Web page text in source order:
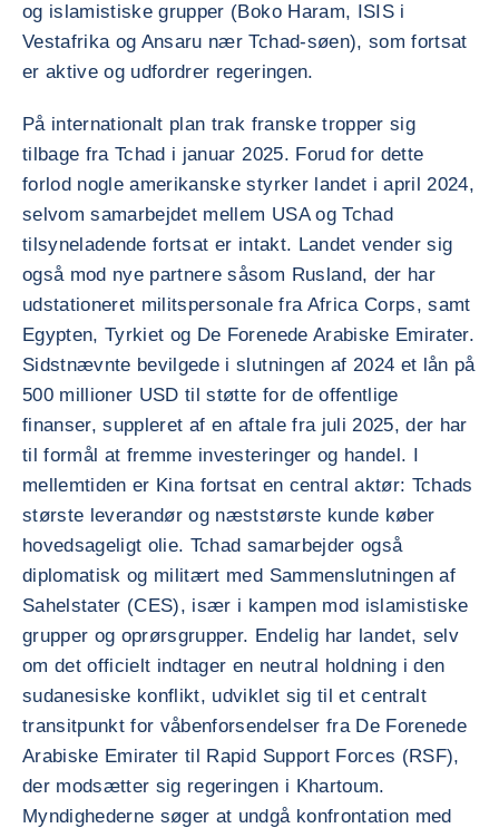
og islamistiske grupper (Boko Haram, ISIS i
Vestafrika og Ansaru nær Tchad-søen), som fortsat
er aktive og udfordrer regeringen.
På internationalt plan trak franske tropper sig
tilbage fra Tchad i januar 2025. Forud for dette
forlod nogle amerikanske styrker landet i april 2024,
selvom samarbejdet mellem USA og Tchad
tilsyneladende fortsat er intakt. Landet vender sig
også mod nye partnere såsom Rusland, der har
udstationeret militspersonale fra Africa Corps, samt
Egypten, Tyrkiet og De Forenede Arabiske Emirater.
Sidstnævnte bevilgede i slutningen af 2024 et lån på
500 millioner USD til støtte for de offentlige
finanser, suppleret af en aftale fra juli 2025, der har
til formål at fremme investeringer og handel. I
mellemtiden er Kina fortsat en central aktør: Tchads
største leverandør og næststørste kunde køber
hovedsageligt olie. Tchad samarbejder også
diplomatisk og militært med Sammenslutningen af
Sahelstater (CES), især i kampen mod islamistiske
grupper og oprørsgrupper. Endelig har landet, selv
om det officielt indtager en neutral holdning i den
sudanesiske konflikt, udviklet sig til et centralt
transitpunkt for våbenforsendelser fra De Forenede
Arabiske Emirater til Rapid Support Forces (RSF),
der modsætter sig regeringen i Khartoum.
Myndighederne søger at undgå konfrontation med